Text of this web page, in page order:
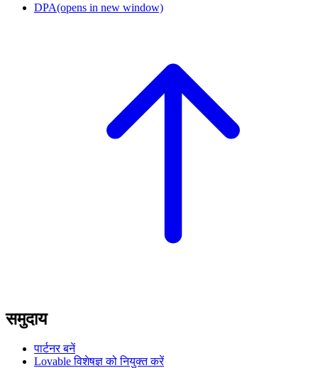
DPA(opens in new window)
समुदाय
पार्टनर बनें
Lovable विशेषज्ञ को नियुक्त करें